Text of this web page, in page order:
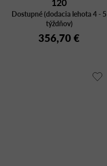
Dostupné (dodacia lehota 4 - 5
týždňov)
356,70 €